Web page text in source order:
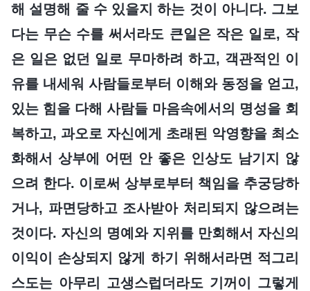
해 설명해 줄 수 있을지 하는 것이 아니다. 그보
다는 무슨 수를 써서라도 큰일은 작은 일로, 작
은 일은 없던 일로 무마하려 하고, 객관적인 이
유를 내세워 사람들로부터 이해와 동정을 얻고,
있는 힘을 다해 사람들 마음속에서의 명성을 회
복하고, 과오로 자신에게 초래된 악영향을 최소
화해서 상부에 어떤 안 좋은 인상도 남기지 않
으려 한다. 이로써 상부로부터 책임을 추궁당하
거나, 파면당하고 조사받아 처리되지 않으려는
것이다. 자신의 명예와 지위를 만회해서 자신의
이익이 손상되지 않게 하기 위해서라면 적그리
스도는 아무리 고생스럽더라도 기꺼이 그렇게